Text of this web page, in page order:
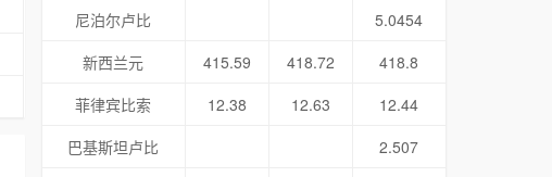
尼泊尔卢比
5.0454
新西兰元
415.59 418.72
418.8
菲律宾比索
12.38 12.63
12.44
巴基斯坦卢比
2.507